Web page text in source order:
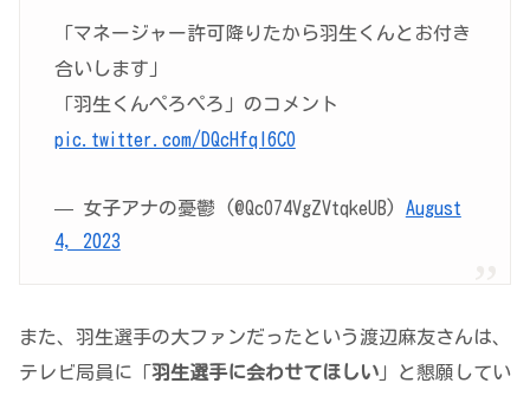
「マネージャー許可降りたから羽生くんとお付き
合いします」
「羽生くんぺろぺろ」のコメント
pic.twitter.com/DQcHfql6CO
— 女子アナの憂鬱 (@QcO74VgZVtqkeUB) August
4, 2023
また、羽生選手の大ファンだったという渡辺麻友さんは、
テレビ局員に「 羽生選手に会わせてほしい 」と懇願してい